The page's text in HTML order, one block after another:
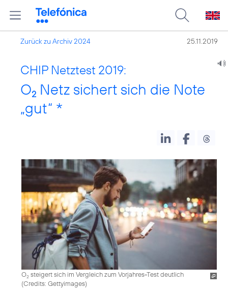
Zurück zu Archiv 2024 25.11.2019
CHIP Netztest 2019:
O2 Netz sichert sich die Note
„gut“ *
O2 steigert sich im Vergleich zum Vorjahres-Test deutlich
(Credits: Gettyimages)